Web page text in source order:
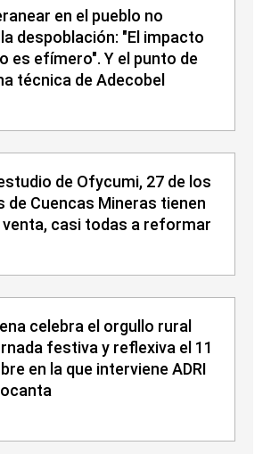
en el pueblo no
despoblación: "El impacto
es efímero". Y el punto de
técnica de Adecobel
de Ofycumi, 27 de los
de Cuencas Mineras tienen
venta, casi todas a reformar
celebra el orgullo rural
festiva y reflexiva el 11
en la que interviene ADRI